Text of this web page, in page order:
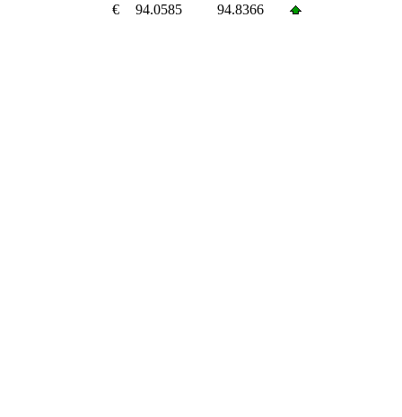
€
94.0585 94.8366